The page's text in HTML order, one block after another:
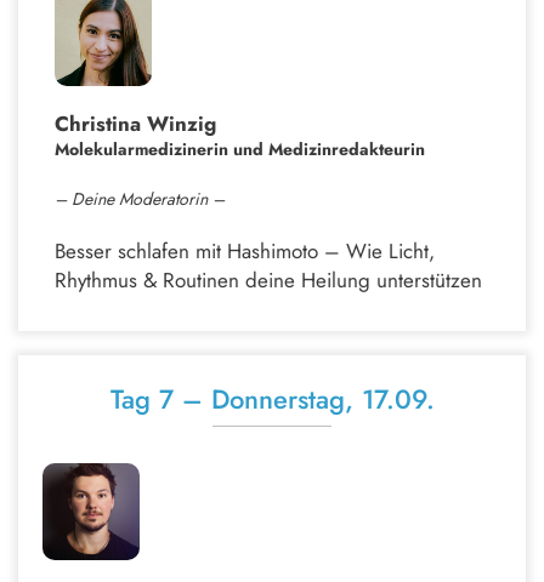
Christina Winzig
Molekularmedizinerin und Medizinredakteurin
– Deine Moderatorin –
Besser schlafen mit Hashimoto – Wie Licht,
Rhythmus & Routinen deine Heilung unterstützen
Tag 7 – Donnerstag, 17.09.